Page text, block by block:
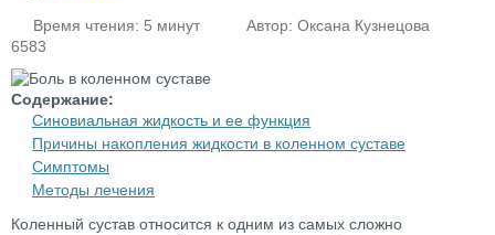
Время чтения: 5 минут Автор: Оксана Кузнецова
6583
Содержание:
Синовиальная жидкость и ее функция
Причины накопления жидкости в коленном суставе
Симптомы
Методы лечения
Коленный сустав относится к одним из самых сложно